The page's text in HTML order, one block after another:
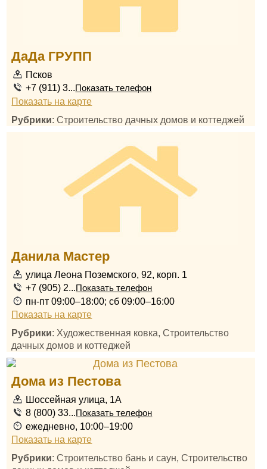
ДаДа ГРУПП
Псков
+7 (911) 3...Показать телефон
Показать на карте
Рубрики: Строительство дачных домов и коттеджей
Данила Мастер
улица Леона Поземского, 92, корп. 1
+7 (905) 2...Показать телефон
пн-пт 09:00–18:00; сб 09:00–16:00
Показать на карте
Рубрики: Художественная ковка, Строительство
дачных домов и коттеджей
Дома из Пестова
Шоссейная улица, 1А
8 (800) 33...Показать телефон
ежедневно, 10:00–19:00
Показать на карте
Рубрики: Строительство бань и саун, Строительство